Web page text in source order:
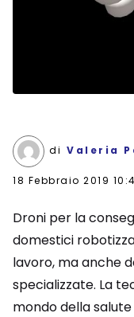
di Valeria
18 Febbraio 2019
Droni per la
domestici
lavoro, ma anche
specializzate. La
mondo della